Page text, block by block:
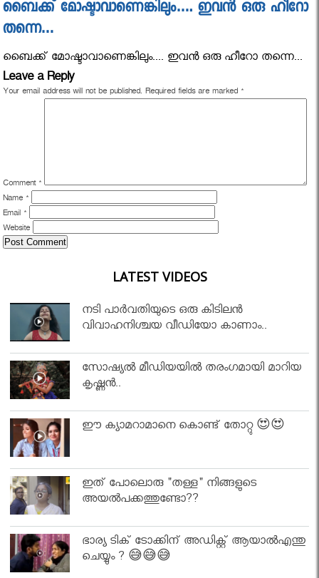
ബൈക്ക് മോഷ്ടാവാണെങ്കിലും…. ഇവൻ ഒരു ഹീറോ
തന്നെ…
ബൈക്ക് മോഷ്ടാവാണെങ്കിലും.... ഇവൻ ഒരു ഹീറോ തന്നെ...
Leave a Reply
Your email address will not be published. Required fields are marked *
Comment *
Name *
Email *
Website
LATEST VIDEOS
നടി പാർവതിയുടെ ഒരു കിടിലൻ
വിവാഹനിശ്ചയ വീഡിയോ കാണാം..
സോഷ്യൽ മീഡിയയിൽ തരംഗമായി മാറിയ
കൃഷ്ണൻ..
ഈ ക്യാമറാമാനെ കൊണ്ട് തോറ്റു 😍😍
ഇത് പോലൊരു "തള്ള" നിങ്ങളുടെ
അയല്‍പക്കത്തുണ്ടോ??
ഭാര്യ ടിക് ടോക്കിന് അഡിക്റ്റ് ആയാൽഎന്തു
ചെയ്യും ? 😅😅😅